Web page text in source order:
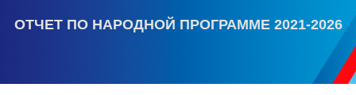
ОТЧЕТ ПО НАРОДНОЙ ПРОГРАММЕ 2021-2026